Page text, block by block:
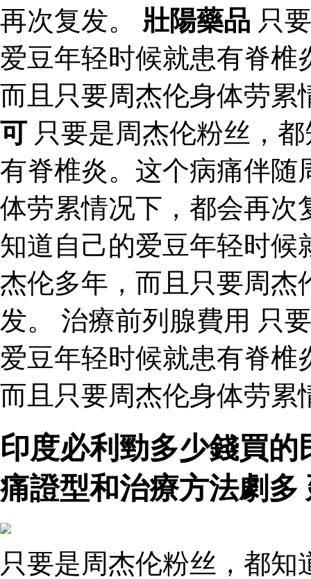
再次复发。 壯陽藥品 只
爱豆年轻时候就患有脊椎
而且只要周杰伦身体劳
可只要是周杰伦粉丝，
有脊椎炎。这个病痛伴随
体劳累情况下，都会再次
知道自己的爱豆年轻时候
杰伦多年，而且只要周杰
发。 治療前列腺費用 只
爱豆年轻时候就患有脊椎
而且只要周杰伦身体劳累
印度必利勁多少錢買
痛證型和治療方法劇多
只要是周杰伦粉丝，都